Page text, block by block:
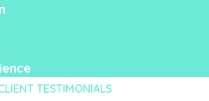
TESTIMONIALS